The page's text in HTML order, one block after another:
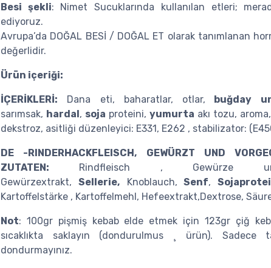
Besi şekli: Nimet Sucuklarında kullanılan etleri;
ediyoruz.
Avrupa’da DOĞAL BESİ / DOĞAL ET olarak tanımlanan
değerlidir.
Ürün içeriği:
İÇERİKLERİ: Dana eti, baharatlar, otlar, buğday
sarımsak, hardal , soja proteini, yumurta akı tozu,
dekstroz, asitliği düzenleyici: E331, E262 , stabilizator:
DE -RINDERHACKFLEISCH, GEWÜRZT UND
ZUTATEN: Rindfleisch , Gewürze
Gewürzextrakt,Sellerie, Knoblauch, Senf,
Kartoffelstärke , Kartoffelmehl, Hefeextrakt,Dextrose,
Not: 100gr pişmiş kebab elde etmek için 123gr çiğ
sıcaklıkta saklayın (dondurulmus ¸ ürün). Sadece
dondurmayınız.